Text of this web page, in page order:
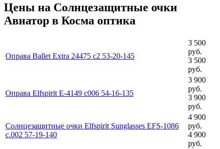
Цены на Солнцезащитные очки
Авиатор в Косма оптика
Оправа Ballet Extra 24475 c2 53-20-145
3 500
руб.
3 500
руб.
Оправа Elfspirit E-4149 с006 54-16-135
3 900
руб.
3 900
руб.
Солнцезащитные очки Elfspirit Sunglasses EFS-1086
c.002 57-19-140
4 900
руб.
4 900
руб.